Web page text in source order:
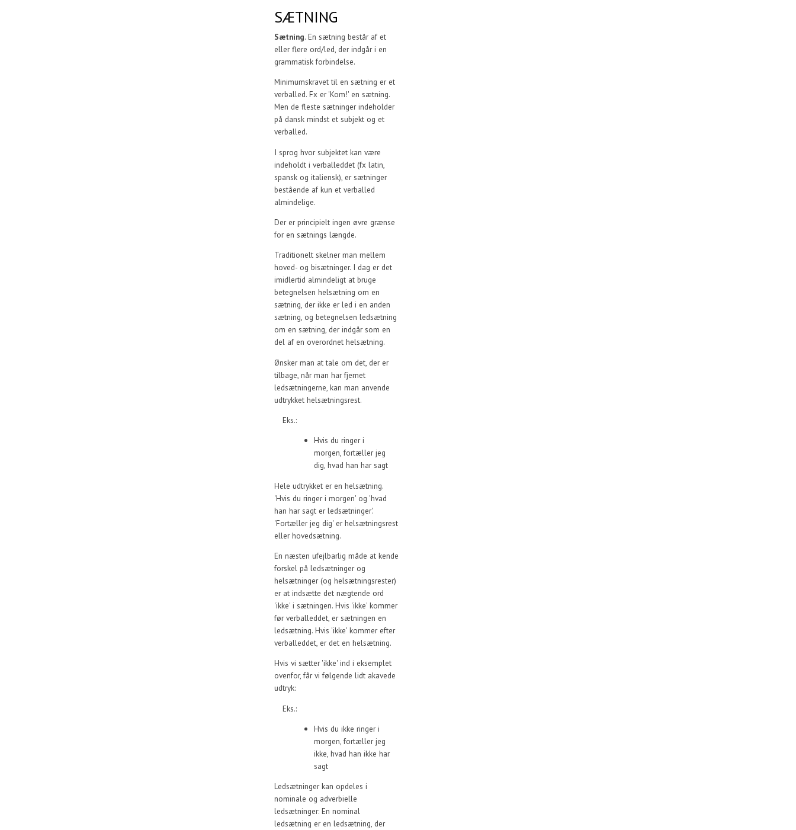
SÆTNING
Sætning. En sætning består af et
eller flere ord/led, der indgår i en
grammatisk forbindelse.
Minimumskravet til en sætning er et
verballed. Fx er 'Kom!' en sætning.
Men de fleste sætninger indeholder
på dansk mindst et subjekt og et
verballed.
I sprog hvor subjektet kan være
indeholdt i verballeddet (fx latin,
spansk og italiensk), er sætninger
bestående af kun et verballed
almindelige.
Der er principielt ingen øvre grænse
for en sætnings længde.
Traditionelt skelner man mellem
hoved- og bisætninger. I dag er det
imidlertid almindeligt at bruge
betegnelsen helsætning om en
sætning, der ikke er led i en anden
sætning, og betegnelsen ledsætning
om en sætning, der indgår som en
del af en overordnet helsætning.
Ønsker man at tale om det, der er
tilbage, når man har fjernet
ledsætningerne, kan man anvende
udtrykket helsætningsrest.
Eks.:
Hvis du ringer i
morgen, fortæller jeg
dig, hvad han har sagt
Hele udtrykket er en helsætning.
'Hvis du ringer i morgen' og 'hvad
han har sagt er ledsætninger'.
'Fortæller jeg dig' er helsætningsrest
eller hovedsætning.
En næsten ufejlbarlig måde at kende
forskel på ledsætninger og
helsætninger (og helsætningsrester)
er at indsætte det nægtende ord
'ikke' i sætningen. Hvis 'ikke' kommer
før verballeddet, er sætningen en
ledsætning. Hvis 'ikke' kommer efter
verballeddet, er det en helsætning.
Hvis vi sætter 'ikke' ind i eksemplet
ovenfor, får vi følgende lidt akavede
udtryk:
Eks.:
Hvis du ikke ringer i
morgen, fortæller jeg
ikke, hvad han ikke har
sagt
Ledsætninger kan opdeles i
nominale og adverbielle
ledsætninger: En nominal
ledsætning er en ledsætning, der